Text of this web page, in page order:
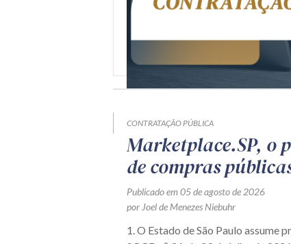
CONTRATAÇÃO PÚBLICA
Marketplace.SP, o
de compras
Publicado em 05 de agosto de 2026
por Joel de Menezes Niebuhr
1. O Estado de São Paulo assume